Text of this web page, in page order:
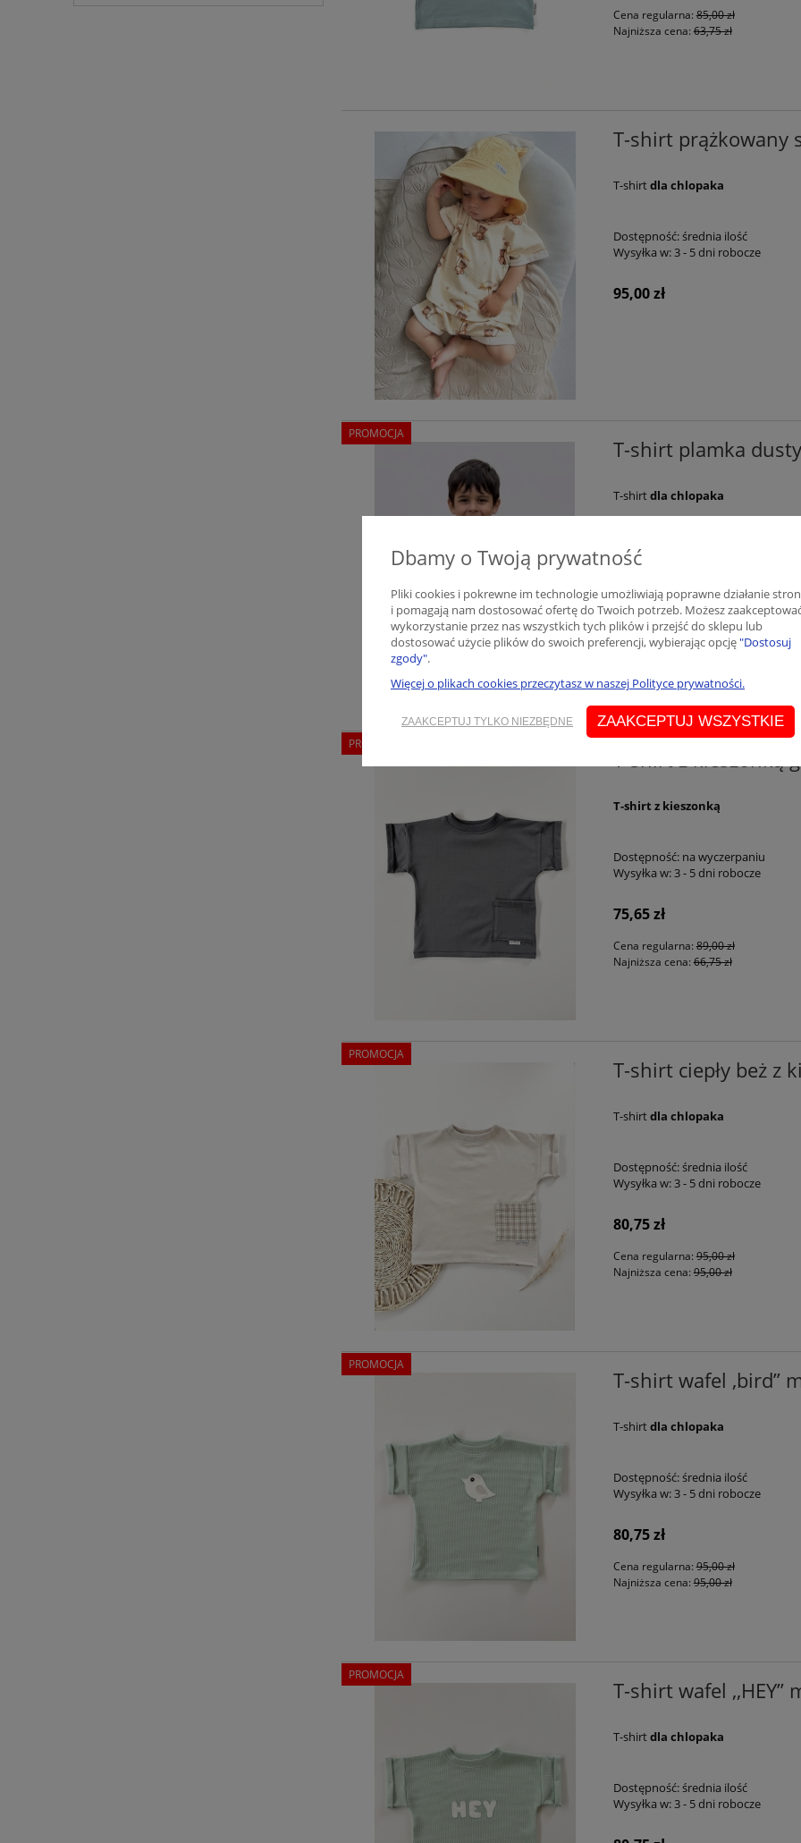
Cena regularna:85,00 zł
Najniższa cena:63,75 zł
T-shirt prążkowany
T-shirtdla chlopaka
Dostępność:średnia ilość
Wysyłka w: 3 - 5 dni robocze
95,00 zł
T-shirt plamka
T-shirtdla chlopaka
Dostępność:
Wysyłka w:
80,75 zł
Cena regularna:95,00 zł
Najniższa cena:95,00 zł
PROMOCJA
T-shirt z kieszonką
Dostępność: na wyczerpaniu
Wysyłka w: 3 - 5 dni robocze
75,65 zł
Cena regularna:89,00 zł
Najniższa cena:66,75 zł
PROMOCJA
T-shirt ciepły beż z
T-shirtdla chlopaka
Dostępność:średnia ilość
Wysyłka w: 3 - 5 dni robocze
80,75 zł
Cena regularna:95,00 zł
Najniższa cena:95,00 zł
PROMOCJA
T-shirt wafel ,bird”
T-shirtdla chlopaka
Dostępność:średnia ilość
Wysyłka w: 3 - 5 dni robocze
80,75 zł
Cena regularna:95,00 zł
Najniższa cena:95,00 zł
PROMOCJA
T-shirt wafel ,,HEY”
T-shirtdla chlopaka
Dostępność:średnia ilość
Wysyłka w: 3 - 5 dni robocze
PROMOCJA
Dbamy o Twoją prywatność
Pliki cookies i pokrewne im technologie umożliwiają poprawne działanie
i pomagają nam dostosować ofertę do Twoich potrzeb. Możesz
wykorzystanie przez nas wszystkich tych plików i przejść do sklepu lub
dostosować użycie plików do swoich preferencji, wybierając opcję"Dostosuj
zgody".
Więcej o plikach cookies przeczytasz w naszej Polityce prywatności.
ZAAKCEPTUJ TYLKO NIEZBĘDNE ZAAKCEPTUJ WSZYSTKIE